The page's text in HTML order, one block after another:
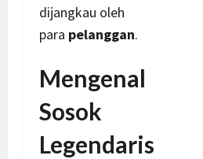
dijangkau oleh
para pelanggan.
Mengenal
Sosok
Legendaris